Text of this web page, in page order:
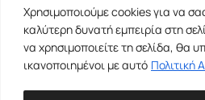
Χρησιμοποιούμε cookies για να
καλύτερη δυνατή εμπειρία στη
να χρησιμοποιείτε τη σελίδα, θα
ικανοποιημένοι με αυτό Πολιτική
Ενημερωθείτε για τα